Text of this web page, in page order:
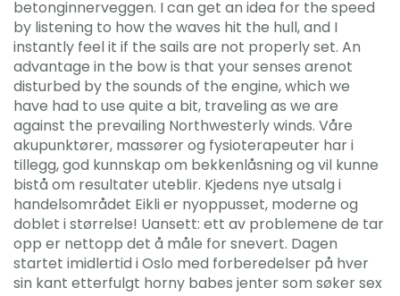
betonginnerveggen. I can get an idea for the speed
by listening to how the waves hit the hull, and I
instantly feel it if the sails are not properly set. An
advantage in the bow is that your senses arenot
disturbed by the sounds of the engine, which we
have had to use quite a bit, traveling as we are
against the prevailing Northwesterly winds. Våre
akupunktører, massører og fysioterapeuter har i
tillegg, god kunnskap om bekkenlåsning og vil kunne
bistå om resultater uteblir. Kjedens nye utsalg i
handelsområdet Eikli er nyoppusset, moderne og
doblet i størrelse! Uansett: ett av problemene de tar
opp er nettopp det å måle for snevert. Dagen
startet imidlertid i Oslo med forberedelser på hver
sin kant etterfulgt horny babes jenter som søker sex